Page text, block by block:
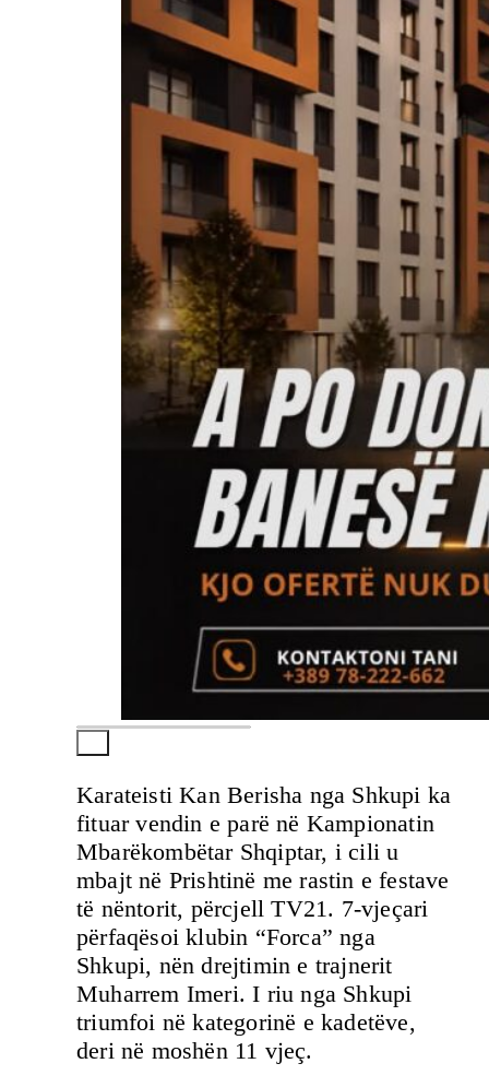
Karateisti Kan Berisha nga Shkupi ka
fituar vendin e parë në Kampionatin
Mbarëkombëtar Shqiptar, i cili u
mbajt në Prishtinë me rastin e festave
të nëntorit, përcjell TV21. 7-vjeçari
përfaqësoi klubin “Forca” nga
Shkupi, nën drejtimin e trajnerit
Muharrem Imeri. I riu nga Shkupi
triumfoi në kategorinë e kadetëve,
deri në moshën 11 vjeç.